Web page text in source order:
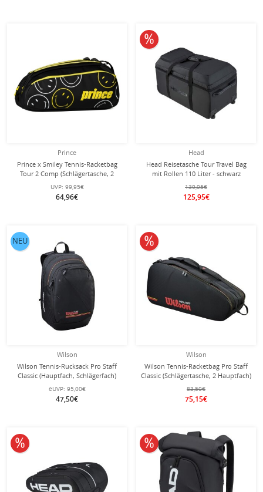
Prince
Prince x Smiley Tennis-Racketbag
Tour 2 Comp (Schlägertasche, 2
Hauptfächer, Thermofach) 2025
schwarz 6er
UVP: 99,95€
64,96€
Head
Head Reisetasche Tour Travel Bag
mit Rollen 110 Liter - schwarz
139,95€
125,95€
10% reduziert
Wilson
Wilson Tennis-Rucksack Pro Staff
Classic (Hauptfach, Schlägerfach)
schwarz
eUVP: 95,00€
47,50€
NEU
Wilson
Wilson Tennis-Racketbag Pro Staff
Classic (Schlägertasche, 2 Hauptfach)
2026 schwarz 6er
83,50€
75,15€
10% reduziert
10% reduziert 10% reduziert